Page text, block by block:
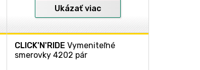
Ukázať viac
CLICK'N'RIDE Vymeniteľné
smerovky 4202 pár